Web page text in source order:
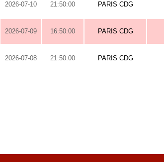
2026-07-10 21:50:00 PARIS CDG
2026-07-09 16:50:00 PARIS CDG
2026-07-08 21:50:00 PARIS CDG